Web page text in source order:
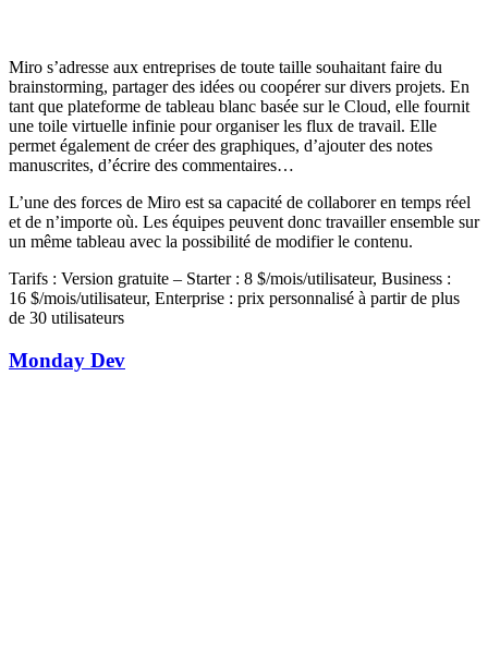
Miro s’adresse aux entreprises de toute taille souhaitant faire du
brainstorming, partager des idées ou coopérer sur divers projets. En
tant que plateforme de tableau blanc basée sur le Cloud, elle fournit
une toile virtuelle infinie pour organiser les flux de travail. Elle
permet également de créer des graphiques, d’ajouter des notes
manuscrites, d’écrire des commentaires…
L’une des forces de Miro est sa capacité de collaborer en temps réel
et de n’importe où. Les équipes peuvent donc travailler ensemble sur
un même tableau avec la possibilité de modifier le contenu.
Tarifs : Version gratuite – Starter : 8 $/mois/utilisateur, Business :
16 $/mois/utilisateur, Enterprise : prix personnalisé à partir de plus
de 30 utilisateurs
Monday Dev